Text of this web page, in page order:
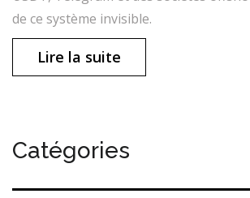
de ce système invisible.
Lire la suite
Catégories